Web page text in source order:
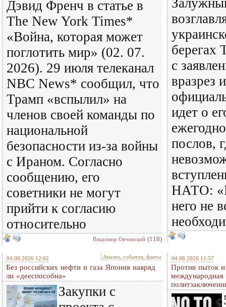
Дэвид Френч в статье в
The New York Times*
«Война, которая может
поглотить мир» (02. 07.
2026). 29 июля телеканал
NBC News* сообщил, что
Трамп «вспылил» на
членов своей команды по
национальной
безопасности из-за войны
с Ираном. Согласно
сообщению, его
советники не могут
прийти к согласию
относительно
Владимир Овчинский (118)
берегах
с
вразрез
идет о
послов,
НАТО:
него не
04.08.2026 12:02 Анализ, события, факты
Без российских нефти и газа Япония навряд
ли «дееспособна»
Закупки с
04.08.2026 11:57
Против пыток и
международная